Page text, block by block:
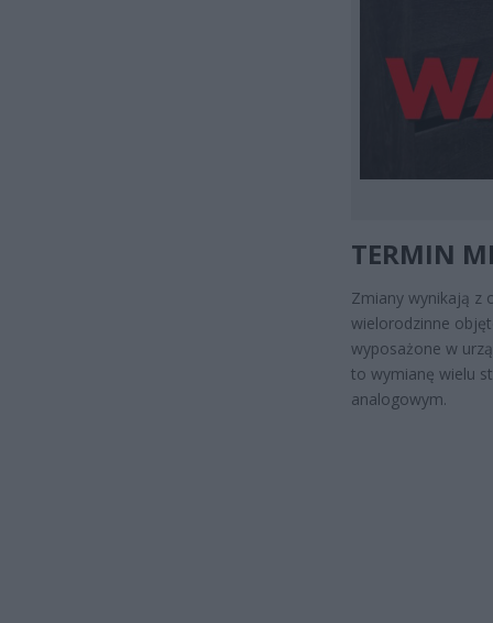
TERMIN
Zmiany wynikają z
wielorodzinne
wyposażone w
to wymianę wielu
analogowym.